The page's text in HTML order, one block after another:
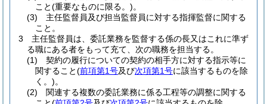
こと(重要なものに限る。)。
(3)
主任監督員及び担当監督員に対する指揮監督に関する
こと。
3
主任監督員は、委託業務を監督する係の長又はこれに準ず
る職にある者をもって充て、次の職務を担当する。
(1)
契約の履行についての契約の相手方に対する指示等に
関すること(前項第1号及び次項第1号に該当するものを除
く。)。
(2)
関連する複数の委託業務に係る工程等の調整に関する